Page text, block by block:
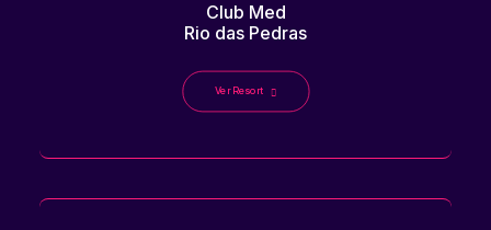
Club Med
Rio das Pedras
Ver Resort